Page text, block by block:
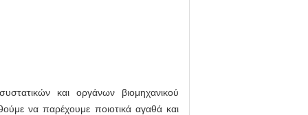
και οργάνων βιομηχανικού
να παρέχουμε ποιοτικά αγαθά και